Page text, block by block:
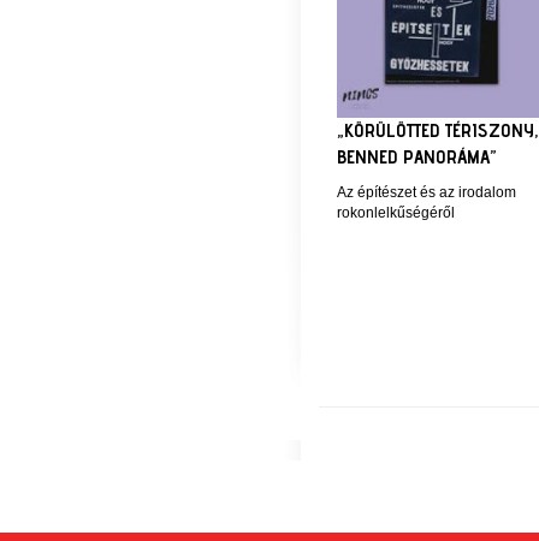
„KÖRÜLÖTTED TÉRISZONY,
BENNED PANORÁMA”
Az építészet és az irodalom
rokonlelkűségéről